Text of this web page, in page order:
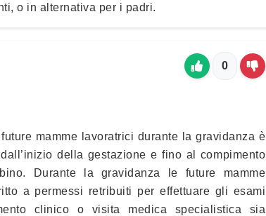
o in alternativa per i padri.
0
mamme lavoratrici durante la gravidanza è
della gestazione e fino al compimento
Durante la gravidanza le future mamme
a permessi retribuiti per effettuare gli esami
clinico o visita medica specialistica sia